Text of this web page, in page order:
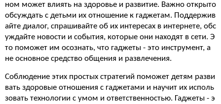
ном может влиять на здоровье и развитие. Важно открыто
обсуждать с детьми их отношение к гаджетам. Поддержив
айте диалог, спрашивайте об их интересах в интернете, обс
уждайте новости и события, которые они находят в сети. Э
то поможет им осознать, что гаджеты - это инструмент, а
не основное средство общения и развлечения.
Соблюдение этих простых стратегий поможет детям разви
вать здоровые отношения с гаджетами и научит их исполь
зовать технологии с умом и ответственностью. Гаджеты - э